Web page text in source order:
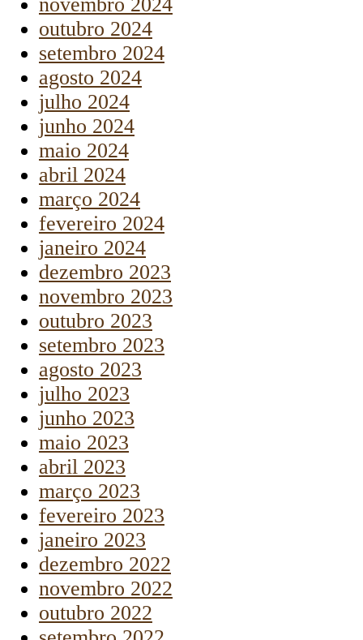
novembro 2024
outubro 2024
setembro 2024
agosto 2024
julho 2024
junho 2024
maio 2024
abril 2024
março 2024
fevereiro 2024
janeiro 2024
dezembro 2023
novembro 2023
outubro 2023
setembro 2023
agosto 2023
julho 2023
junho 2023
maio 2023
abril 2023
março 2023
fevereiro 2023
janeiro 2023
dezembro 2022
novembro 2022
outubro 2022